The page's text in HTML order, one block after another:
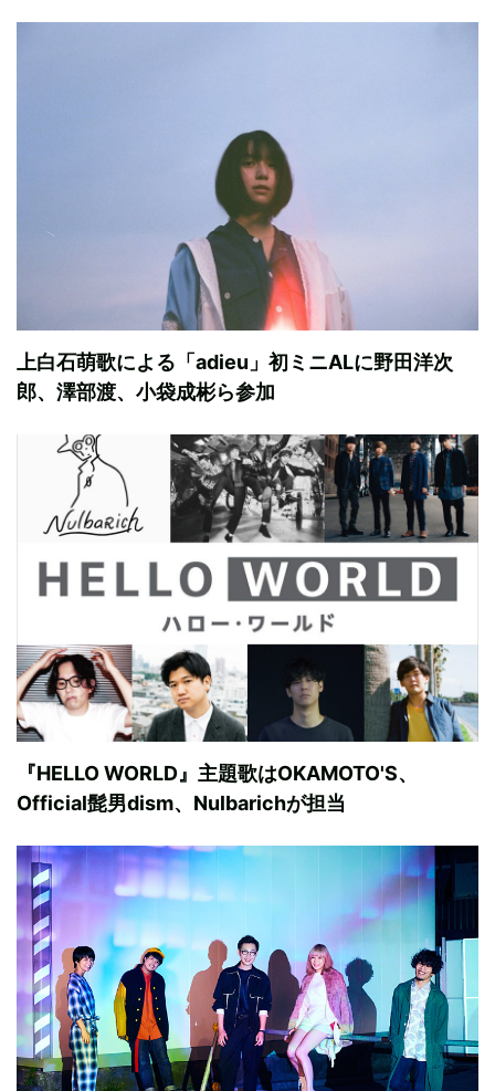
上白石萌歌による「adieu」初ミニALに野田洋次
郎、澤部渡、小袋成彬ら参加
『HELLO WORLD』主題歌はOKAMOTO'S、
Official髭男dism、Nulbarichが担当